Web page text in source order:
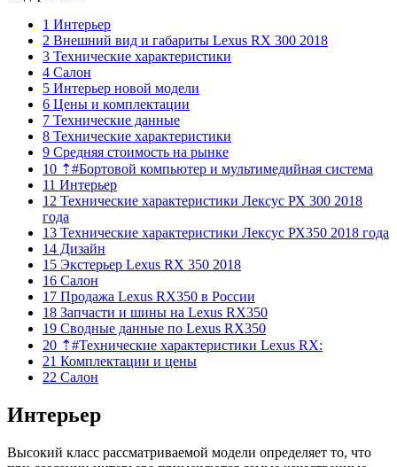
1 Интерьер
2 Внешний вид и габариты Lexus RX 300 2018
3 Технические характеристики
4 Салон
5 Интерьер новой модели
6 Цены и комплектации
7 Технические данные
8 Технические характеристики
9 Средняя стоимость на рынке
10 ⇡#Бортовой компьютер и мультимедийная система
11 Интерьер
12 Технические характеристики Лексус РХ 300 2018
года
13 Технические характеристики Лексус РХ350 2018 года
14 Дизайн
15 Экстерьер Lexus RX 350 2018
16 Салон
17 Продажа Lexus RX350 в России
18 Запчасти и шины на Lexus RX350
19 Сводные данные по Lexus RX350
20 ⇡#Технические характеристики Lexus RX:
21 Комплектации и цены
22 Салон
Интерьер
Высокий класс рассматриваемой модели определяет то, что